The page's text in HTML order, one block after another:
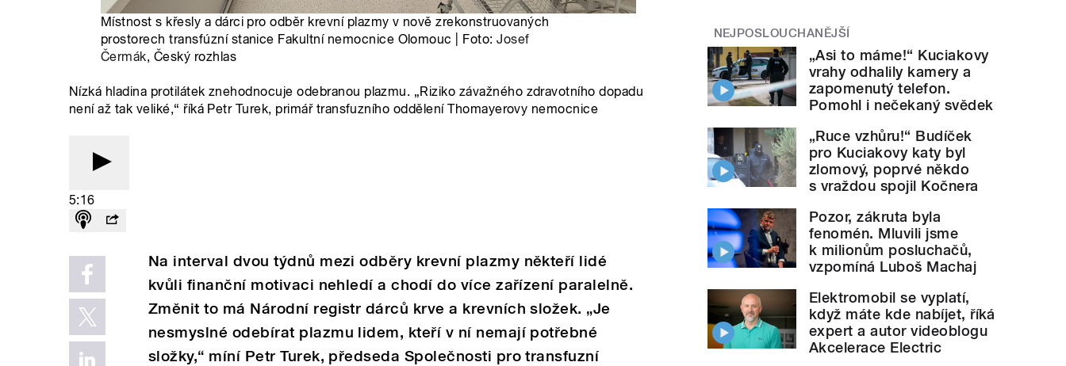
Místnost s křesly a dárci pro odběr krevní plazmy v nově zrekonstruovaných
prostorech transfúzní stanice Fakultní nemocnice Olomouc | Foto:Josef
Čermák, Český rozhlas
Nízká hladina protilátek znehodnocuje odebranou plazmu. „Riziko závažného zdravotního dopadu
není až tak veliké,“ říká Petr Turek, primář transfuzního oddělení Thomayerovy nemocnice
5:16
Na interval dvou týdnů mezi odběry krevní plazmy někteří lidé
kvůli finanční motivaci nehledí a chodí do více zařízení paralelně.
Změnit to má Národní registr dárců krve a krevních složek. „Je
nesmyslné odebírat plazmu lidem, kteří v ní nemají potřebné
složky,“ míní Petr Turek, předseda Společnosti pro transfuzní
NEJPOSLOUCHANĚJŠÍ
„Asi to máme!“ Kuciakovy
vrahy odhalily kamery a
zapomenutý telefon.
Pomohl i nečekaný svědek
„Ruce vzhůru!“ Budíček
pro Kuciakovy katy byl
zlomový, poprvé někdo
s vraždou spojil Kočnera
Pozor, zákruta byla
fenomén. Mluvili jsme
k milionům posluchačů,
vzpomíná Luboš Machaj
Elektromobil se vyplatí,
když máte kde nabíjet, říká
expert a autor videoblogu
Akcelerace Electric